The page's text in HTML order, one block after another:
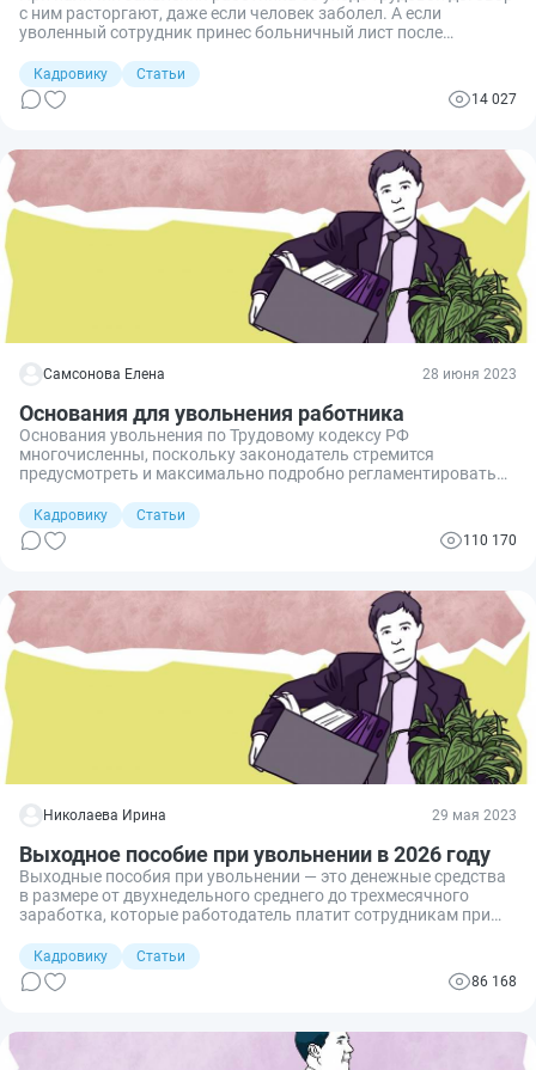
с ним расторгают, даже если человек заболел. А если
уволенный сотрудник принес больничный лист после
работодателю его придется оплатить.
Кадровику
Статьи
14 027
Самсонова Елена 28 июня 2023
Основания для увольнения работника
Основания увольнения по Трудовому кодексу РФ
многочисленны, поскольку законодатель стремится
предусмотреть и максимально подробно регламентировать
стороны. В статье 77 ТК РФ приведены общие основания
прекращения трудовых отношений, и данная статья
посвящена разбору самых популярных из них.
Кадровику
Статьи
110 170
Николаева Ирина 29 мая 2023
Выходное пособие при увольнении в 2026 году
Выходные пособия при увольнении — это денежные средства
в размере от двухнедельного среднего до трехмесячного
заработка, которые работодатель платит сотрудникам при
зависящим от работника. Размер выплаты зависит от причин,
в силу которых трудовое сотрудничество закончено.
Кадровику
Статьи
86 168